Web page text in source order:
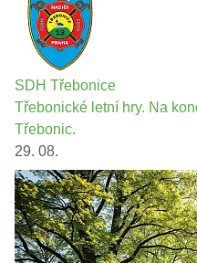
SDH Třebonice
Třebonické letní hry. Na
Třebonic.
29. 08.